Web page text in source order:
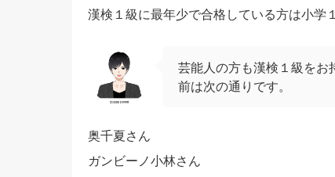
漢検１級に最年少で合格している方は小学
芸能人の方も漢検１級を
前は次の通りです。
奥千夏さん
ガンビーノ小林さん